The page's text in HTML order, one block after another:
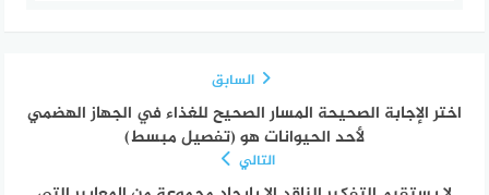
السابق
اختر الإجابة الصحيحة المسار الصحيح للغذاء في الجهاز الهضمي
لأحد الحيوانات هو (تفصيل مبسط)
التالي